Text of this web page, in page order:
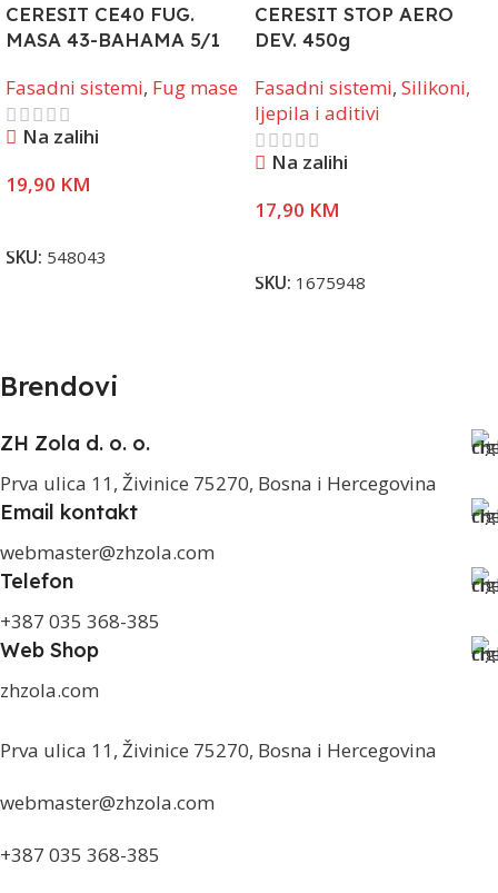
CERESIT CE40 FUG.
MASA 43-BAHAMA 5/1
Fasadni sistemi, Fug mase
Na zalihi
19,90 KM
SKU: 548043
CERESIT STOP AERO
DEV. 450g
Fasadni sistemi, Silikoni,
ljepila i aditivi
Na zalihi
17,90 KM
SKU: 1675948
Brendovi
ZH Zola d. o. o.
Prva ulica 11, Živinice 75270, Bosna i Hercegovina
Email kontakt
webmaster@zhzola.com
Telefon
+387 035 368-385
Web Shop
zhzola.com
Prva ulica 11, Živinice 75270, Bosna i Hercegovina
webmaster@zhzola.com
+387 035 368-385